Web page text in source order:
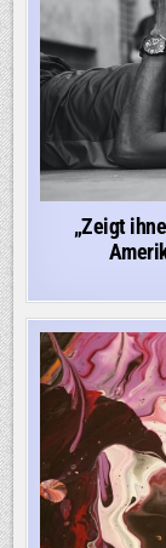
„Zeigt